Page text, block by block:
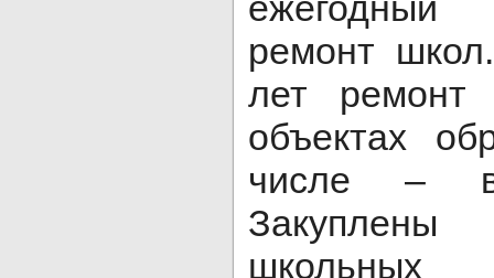
ремонт
лет ремонт
объектах
числе –